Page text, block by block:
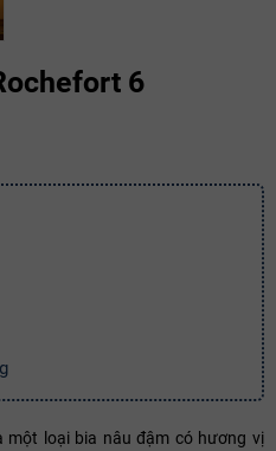
6
một loại bia nâu đậm có hương vị